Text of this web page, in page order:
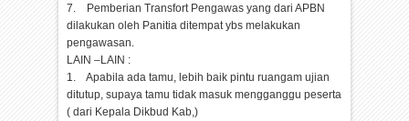
7. Pemberian Transfort Pengawas yang dari APBN
dilakukan oleh Panitia ditempat ybs melakukan
pengawasan.
LAIN –LAIN :
1. Apabila ada tamu, lebih baik pintu ruangam ujian
ditutup, supaya tamu tidak masuk mengganggu peserta
( dari Kepala Dikbud Kab,)